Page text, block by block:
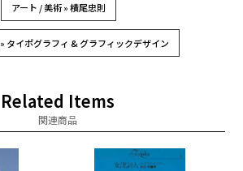
アート / 美術 » 横尾忠則
タイポグラフィ & グラフィックデザイン
Related Items
関連商品